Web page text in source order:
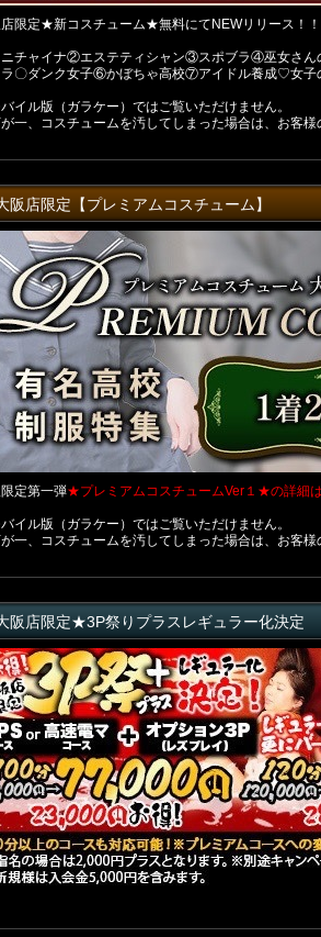
限定★新コスチューム★無料にてNEWリリース！！
チャイナ②エステティシャン③スポブラ④巫女さん
〇ダンク女子⑥かぼちゃ高校⑦アイドル養成♡女子
イル版（ガラケー）ではご覧いただけません。
一、コスチュームを汚してしまった場合は、お客様
阪店限定【プレミアムコスチューム】
定第一弾★プレミアムコスチュームVer１★の詳細
イル版（ガラケー）ではご覧いただけません。
一、コスチュームを汚してしまった場合は、お客様
阪店限定★3P祭りプラスレギュラー化決定